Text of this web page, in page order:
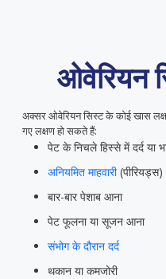
ओवेरियन
अक्सर ओवेरियन सिस्ट के कोई खास
गए लक्षण हो सकते हैं:
पेट के निचले हिस्से में दर्द या
अनियमित माहवारी(पीरियड्स)
बार-बार पेशाब आना
पेट फूलना या सूजन आना
संभोग के दौरान दर्द
थकान या कमजोरी